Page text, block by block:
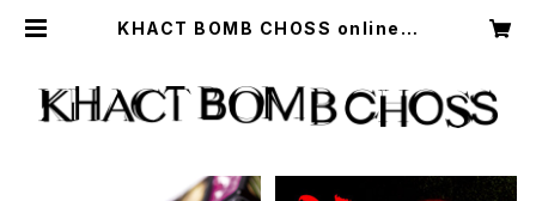
KHACT BOMB CHOSS online s